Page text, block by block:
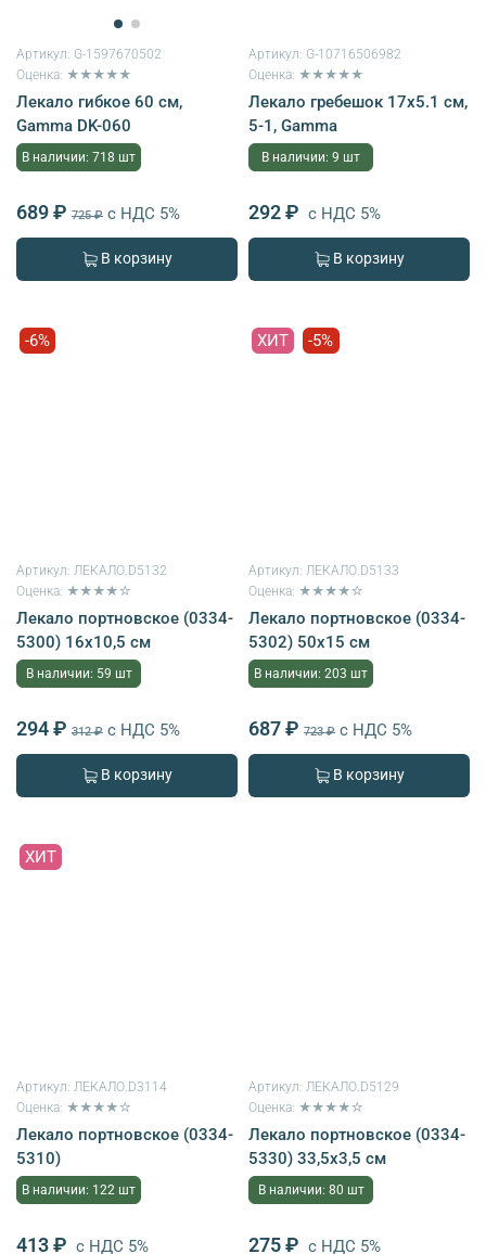
Артикул: G-1597670502
Оценка: ★★★★★
Лекало гибкое 60 см,
Gamma DK-060
В наличии: 718 шт
689 ₽ 725 ₽ с НДС 5%
В корзину
Артикул: G-10716506982
Оценка: ★★★★★
Лекало гребешок 17х5.1 см,
5-1, Gamma
В наличии: 9 шт
292 ₽ с НДС 5%
В корзину
-6%
Артикул: ЛЕКАЛО.D5132
Оценка: ★★★★☆
Лекало портновское (0334-
5300) 16х10,5 см
В наличии: 59 шт
294 ₽ 312 ₽ с НДС 5%
В корзину
ХИТ -5%
Артикул: ЛЕКАЛО.D5133
Оценка: ★★★★☆
Лекало портновское (0334-
5302) 50х15 см
В наличии: 203 шт
687 ₽ 723 ₽ с НДС 5%
В корзину
ХИТ
Артикул: ЛЕКАЛО.D3114
Оценка: ★★★★☆
Лекало портновское (0334-
5310)
В наличии: 122 шт
413 ₽ с НДС 5%
Артикул: ЛЕКАЛО.D5129
Оценка: ★★★★☆
Лекало портновское (0334-
5330) 33,5х3,5 см
В наличии: 80 шт
275 ₽ с НДС 5%